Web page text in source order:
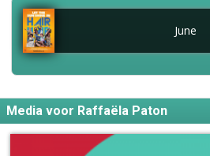
June
Media voor Raffaëla Paton